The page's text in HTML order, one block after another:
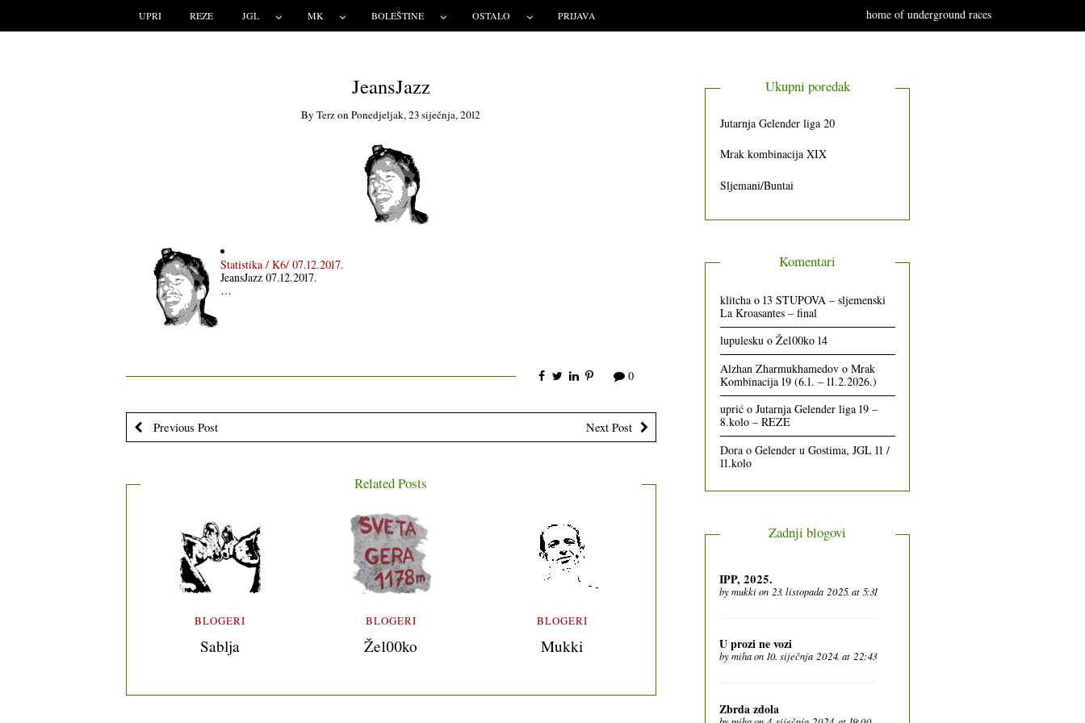
UPRI REZE JGL MK BOLEŠTINE OSTALO PRIJAVA home of underground races
JeansJazz
ByTerzonPonedjeljak, 23 siječnja, 2012
Statistika / K6/ 07.12.2017.
JeansJazz 07.12.2017.
…
0
Previous Post Next Post
Related Posts
BLOGERI
Sablja
BLOGERI
Že100ko
BLOGERI
Mukki
Ukupni poredak
Jutarnja Gelender liga 20
Mrak kombinacija XIX
Sljemani/Buntai
Komentari
klitchao 13 STUPOVA – sljemenski
La Kroasantes – final
lupuleskuo Že100ko 14
Alzhan Zharmukhamedovo Mrak
Kombinacija 19 (6.1. – 11.2.2026.)
uprićo Jutarnja Gelender liga 19 –
8.kolo – REZE
Dorao Gelender u Gostima, JGL 11 /
11.kolo
Zadnji blogovi
IPP, 2025.
bymukkion 23. listopada 2025. at 5:31
U prozi ne vozi
bymihaon 10. siječnja 2024. at 22:43
Zbrda zdola